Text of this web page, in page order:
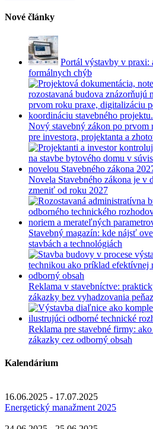
Nové články
Portál výstavby v praxi:
formálnych chýb
Nový stavebný zákon po prvom
pre investora, projektanta a
Novela Stavebného zákona je v
zmeniť od roku 2027
Stavebný magazín: kde nájsť
stavbách a technológiách
Reklama v stavebníctve:
zákazky bez vyhadzovania
Reklama pre stavebné firmy:
zákazky cez odborný obsah
Kalendárium
16.06.2025 - 17.07.2025
Energetický manažment 2025